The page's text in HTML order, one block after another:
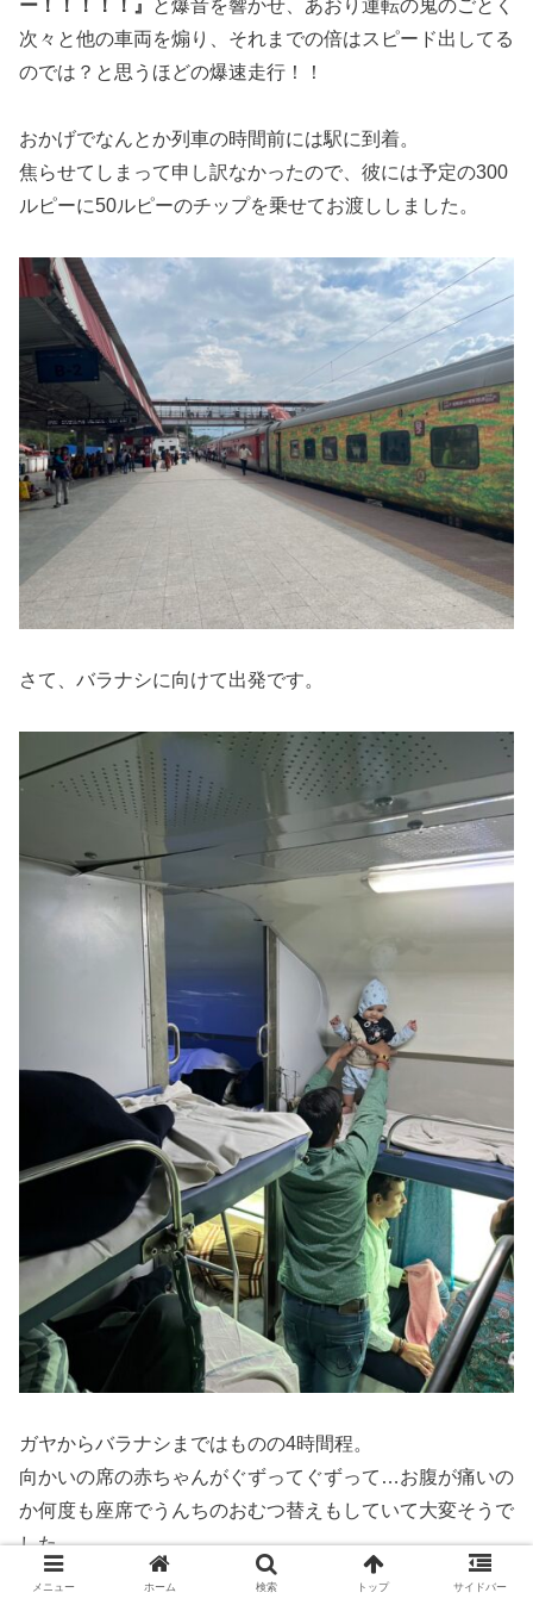
ー！！！！！』
と爆音を響かせ、あおり運転の鬼のごとく
次々と他の車両を煽り、それまでの倍はスピード出してる
のでは？と思うほどの爆速走行！！
おかげでなんとか列車の時間前には駅に到着。
焦らせてしまって申し訳なかったので、彼には予定の300
ルピーに50ルピーのチップを乗せてお渡ししました。
さて、バラナシに向けて出発です。
ガヤからバラナシまではものの4時間程。
向かいの席の赤ちゃんがぐずってぐずって…お腹が痛いの
か何度も座席でうんちのおむつ替えもしていて大変そうで
した。
今回もエアコン3等にしたけど、日中なら一つ下のスリー
メニュー ホーム 検索 トップ サイドバー